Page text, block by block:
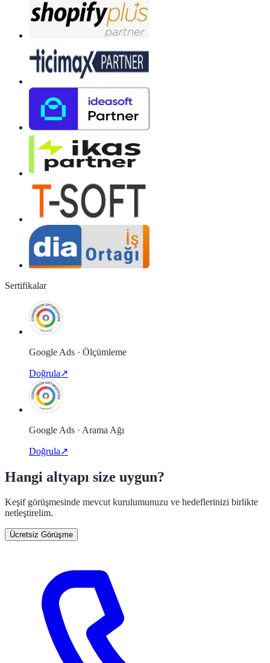
Sertifikalar
Google Ads · Ölçümleme
Doğrula↗
Google Ads · Arama Ağı
Doğrula↗
Hangi altyapı size uygun?
Keşif görüşmesinde mevcut kurulumunuzu ve hedeflerinizi birlikte
netleştirelim.
Ücretsiz Görüşme